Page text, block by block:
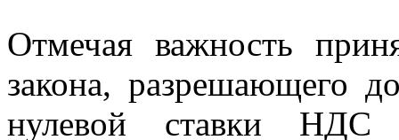
Отмечая важность
закона, разрешающего
нулевой ставки НДС